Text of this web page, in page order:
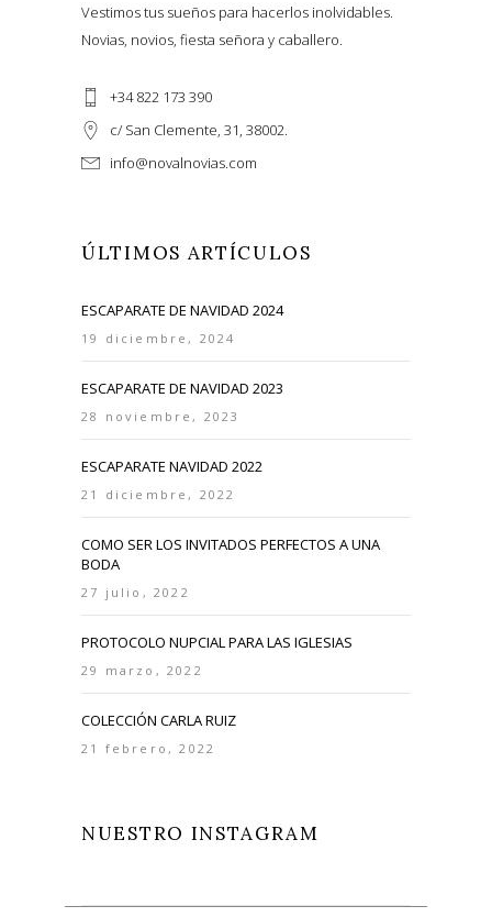
Vestimos tus sueños para hacerlos inolvidables.
Novias, novios, fiesta señora y caballero.
+34 822 173 390
c/ San Clemente, 31, 38002.
info@novalnovias.com
ÚLTIMOS ARTÍCULOS
ESCAPARATE DE NAVIDAD 2024
19 diciembre, 2024
ESCAPARATE DE NAVIDAD 2023
28 noviembre, 2023
ESCAPARATE NAVIDAD 2022
21 diciembre, 2022
COMO SER LOS INVITADOS PERFECTOS A UNA
BODA
27 julio, 2022
PROTOCOLO NUPCIAL PARA LAS IGLESIAS
29 marzo, 2022
COLECCIÓN CARLA RUIZ
21 febrero, 2022
NUESTRO INSTAGRAM